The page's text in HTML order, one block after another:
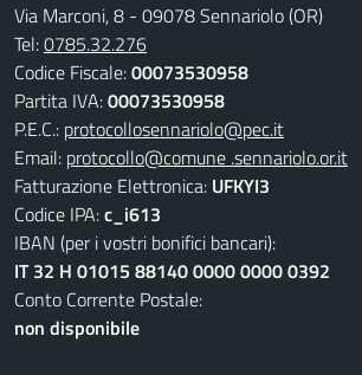
Via Marconi, 8 - 09078 Sennariolo (OR)
Tel:0785.32.276
Codice Fiscale:00073530958
Partita IVA:00073530958
P.E.C.: protocollosennariolo@pec.it
Email: protocollo@comune .sennariolo.or.it
Fatturazione Elettronica: UFKYI3
Codice IPA:c_i613
IBAN (per i vostri bonifici bancari):
IT 32 H 01015 88140 0000 0000 0392
Conto Corrente Postale:
non disponibile